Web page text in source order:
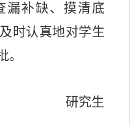
漏补缺、 摸清底
时认真地对学生
。
生